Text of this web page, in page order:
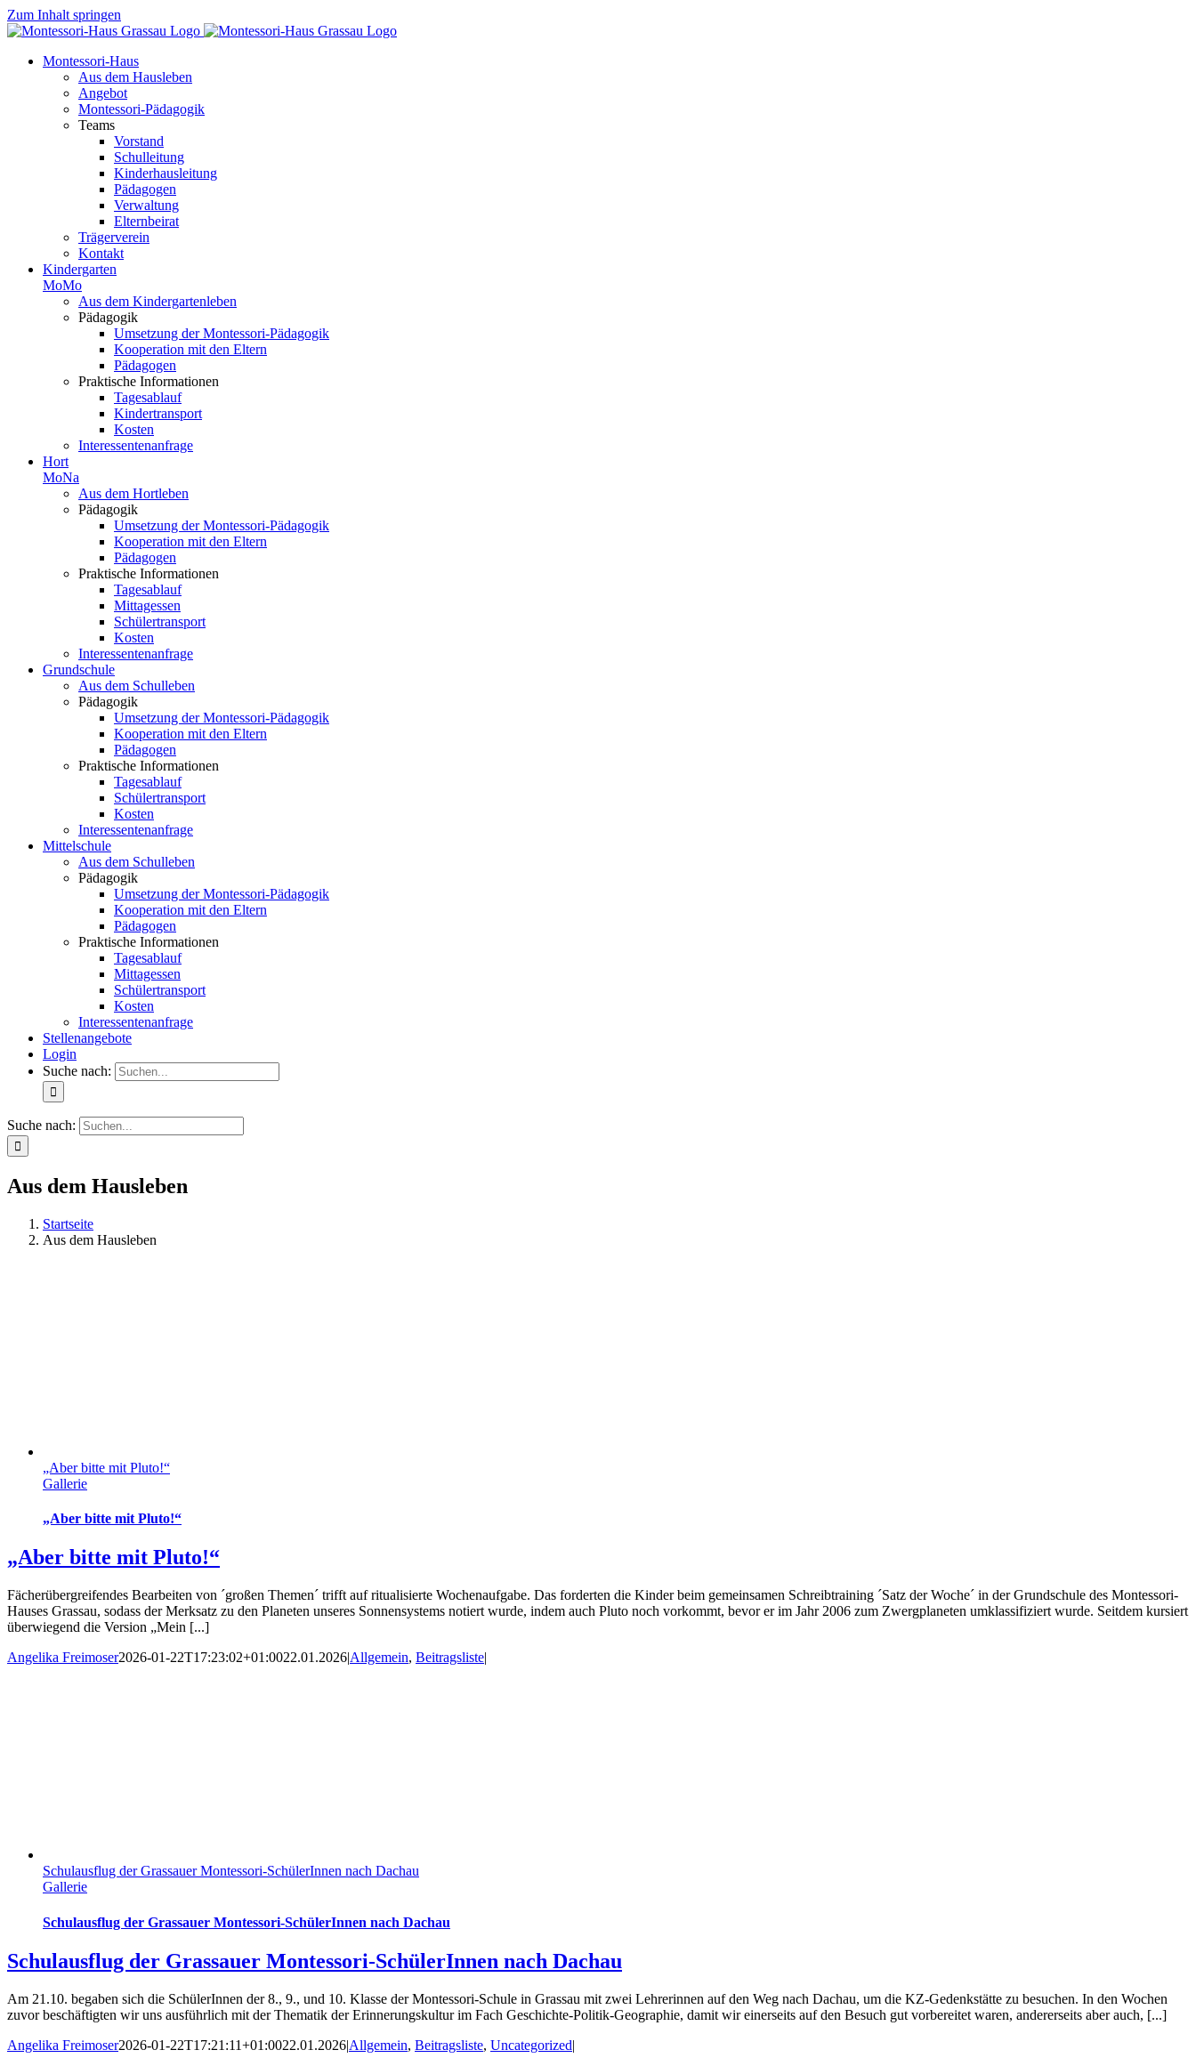
Zum Inhalt springen
Montessori-Haus
Aus dem Hausleben
Angebot
Montessori-Pädagogik
Teams
Vorstand
Schulleitung
Kinderhausleitung
Pädagogen
Verwaltung
Elternbeirat
Trägerverein
Kontakt
Kindergarten
MoMo
Aus dem Kindergartenleben
Pädagogik
Umsetzung der Montessori-Pädagogik
Kooperation mit den Eltern
Pädagogen
Praktische Informationen
Tagesablauf
Kindertransport
Kosten
Interessentenanfrage
Hort
MoNa
Aus dem Hortleben
Pädagogik
Umsetzung der Montessori-Pädagogik
Kooperation mit den Eltern
Pädagogen
Praktische Informationen
Tagesablauf
Mittagessen
Schülertransport
Kosten
Interessentenanfrage
Grundschule
Aus dem Schulleben
Pädagogik
Umsetzung der Montessori-Pädagogik
Kooperation mit den Eltern
Pädagogen
Praktische Informationen
Tagesablauf
Schülertransport
Kosten
Interessentenanfrage
Mittelschule
Aus dem Schulleben
Pädagogik
Umsetzung der Montessori-Pädagogik
Kooperation mit den Eltern
Pädagogen
Praktische Informationen
Tagesablauf
Mittagessen
Schülertransport
Kosten
Interessentenanfrage
Stellenangebote
Login
Suche nach:
Suche nach:
Aus dem Hausleben
Startseite
Aus dem Hausleben
„Aber bitte mit Pluto!“
Gallerie
„Aber bitte mit Pluto!“
„Aber bitte mit Pluto!“
Fächerübergreifendes Bearbeiten von ´großen Themen´ trifft auf ritualisierte Wochenaufgabe. Das forderten die Kinder beim gemeinsamen Schreibtraining ´Satz der Woche´ in der Grundschule des Montessori-
Hauses Grassau, sodass der Merksatz zu den Planeten unseres Sonnensystems notiert wurde, indem auch Pluto noch vorkommt, bevor er im Jahr 2006 zum Zwergplaneten umklassifiziert wurde. Seitdem kursiert
überwiegend die Version „Mein [...]
Angelika Freimoser2026-01-22T17:23:02+01:0022.01.2026|Allgemein, Beitragsliste|
Schulausflug der Grassauer Montessori-SchülerInnen nach Dachau
Gallerie
Schulausflug der Grassauer Montessori-SchülerInnen nach Dachau
Schulausflug der Grassauer Montessori-SchülerInnen nach Dachau
Am 21.10. begaben sich die SchülerInnen der 8., 9., und 10. Klasse der Montessori-Schule in Grassau mit zwei Lehrerinnen auf den Weg nach Dachau, um die KZ-Gedenkstätte zu besuchen. In den Wochen
zuvor beschäftigten wir uns ausführlich mit der Thematik der Erinnerungskultur im Fach Geschichte-Politik-Geographie, damit wir einerseits auf den Besuch gut vorbereitet waren, andererseits aber auch, [...]
Angelika Freimoser2026-01-22T17:21:11+01:0022.01.2026|Allgemein, Beitragsliste, Uncategorized|